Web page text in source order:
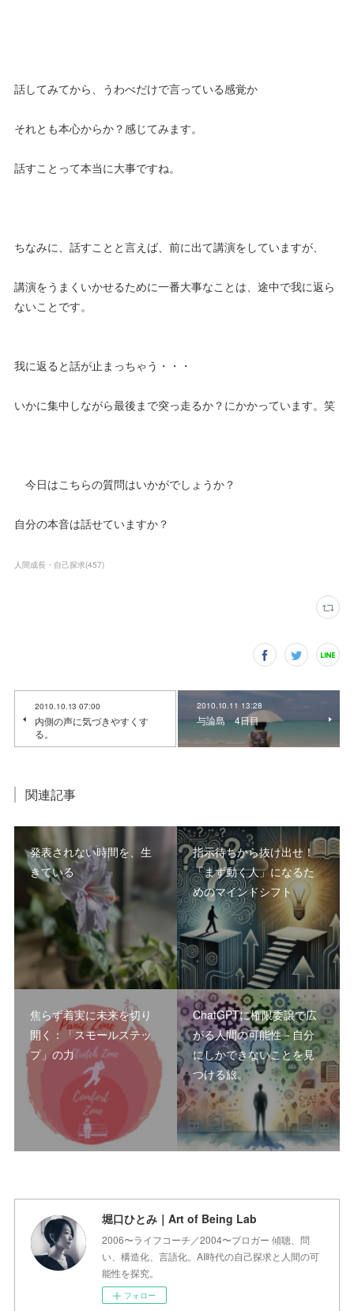
話してみてから、うわべだけで言っている感覚か
それとも本心からか？感じてみます。
話すことって本当に大事ですね。
ちなみに、話すことと言えば、前に出て講演をしていますが、
講演をうまくいかせるために一番大事なことは、途中で我に返ら
ないことです。
我に返ると話が止まっちゃう・・・
いかに集中しながら最後まで突っ走るか？にかかっています。笑
今日はこちらの質問はいかがでしょうか？
自分の本音は話せていますか？
人間成長・自己探求(457)
2010.10.13 07:00
内側の声に気づきやすくす
る。
2010.10.11 13:28
与論島 4日目
関連記事
発表されない時間を、生
きている
指示待ちから抜け出せ！
「まず動く人」になるた
めのマインドシフト
焦らず着実に未来を切り
開く：「スモールステッ
プ」の力
ChatGPTに権限委譲で広
がる人間の可能性－自分
にしかできないことを見
つける旅。
堀口ひとみ｜Art of Being Lab
2006〜ライフコーチ／2004〜ブロガー 傾聴、問
い、構造化、言語化。AI時代の自己探求と人間の可
能性を探究。
フォロー